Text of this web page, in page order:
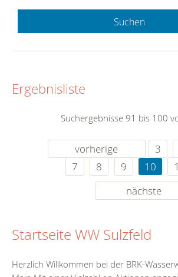
Suchen
Ergebnisliste
Suchergebnisse 91 bis 100
vorherige 3
7
8 9 10
nächste
Startseite WW Sulzfeld
Herzlich Willkommen bei der BRK-